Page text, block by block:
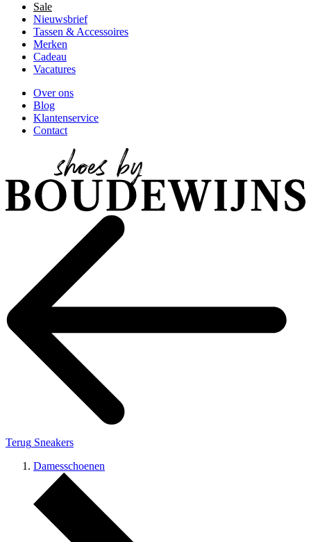
Sale
Nieuwsbrief
Tassen & Accessoires
Merken
Cadeau
Vacatures
Over ons
Blog
Klantenservice
Contact
Terug Sneakers
Damesschoenen